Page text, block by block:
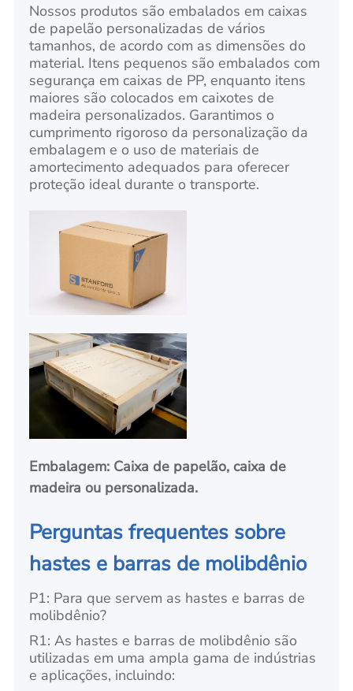
Nossos produtos são embalados em caixas
de papelão personalizadas de vários
tamanhos, de acordo com as dimensões do
material. Itens pequenos são embalados com
segurança em caixas de PP, enquanto itens
maiores são colocados em caixotes de
madeira personalizados. Garantimos o
cumprimento rigoroso da personalização da
embalagem e o uso de materiais de
amortecimento adequados para oferecer
proteção ideal durante o transporte.
Embalagem: Caixa de papelão, caixa de
madeira ou personalizada.
Perguntas frequentes sobre
hastes e barras de molibdênio
P1: Para que servem as hastes e barras de
molibdênio?
R1: As hastes e barras de molibdênio são
utilizadas em uma ampla gama de indústrias
e aplicações, incluindo: